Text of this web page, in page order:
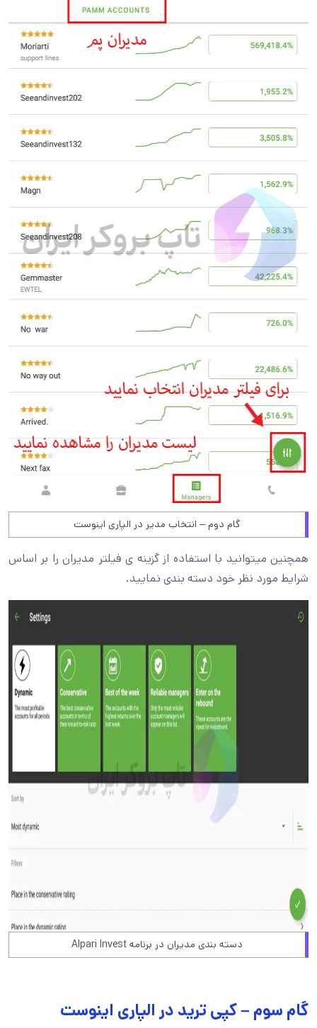
گام دوم – انتخاب مدیر در الپاری اینوست
همچنین میتوانید با استفاده از گزینه ی فیلتر مدیران را بر اساس
شرایط مورد نظر خود دسته بندی نمایید.
دسته بندی مدیران در برنامه Alpari Invest
گام سوم – کپی ترید در الپاری اینوست